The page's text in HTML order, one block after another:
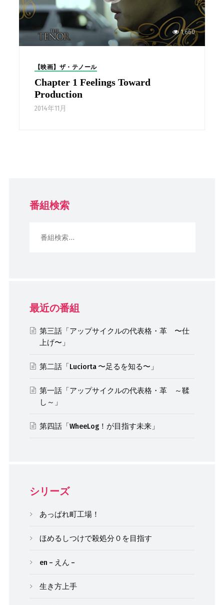
1,660
【映画】ザ・テノール
Chapter 1 Feelings Toward
Production
2014年11月
番組検索
最近の番組
第三話「アップサイクルの代表格・革 〜仕
上げ〜」
第二話「Luciorta 〜足るを知る〜」
第一話「アップサイクルの代表格・革 ～鞣
し～」
第四話「WheeLog！が目指す未来」
シリーズ
あっぱれ町工場！
ほめるしつけで殺処分０を目指す
en – えん –
生き方上手